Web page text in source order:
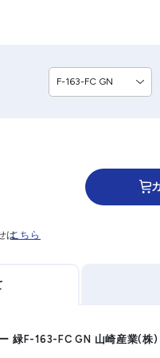
はこちら
緑F-163-FC GN 山崎産業(株)